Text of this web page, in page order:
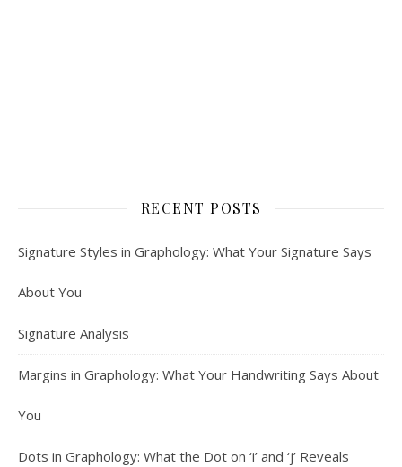
RECENT POSTS
Signature Styles in Graphology: What Your Signature Says
About You
Signature Analysis
Margins in Graphology: What Your Handwriting Says About
You
Dots in Graphology: What the Dot on ‘i’ and ‘j’ Reveals